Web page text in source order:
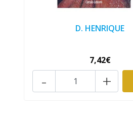
D. HENRIQUE
7,42€
+
-